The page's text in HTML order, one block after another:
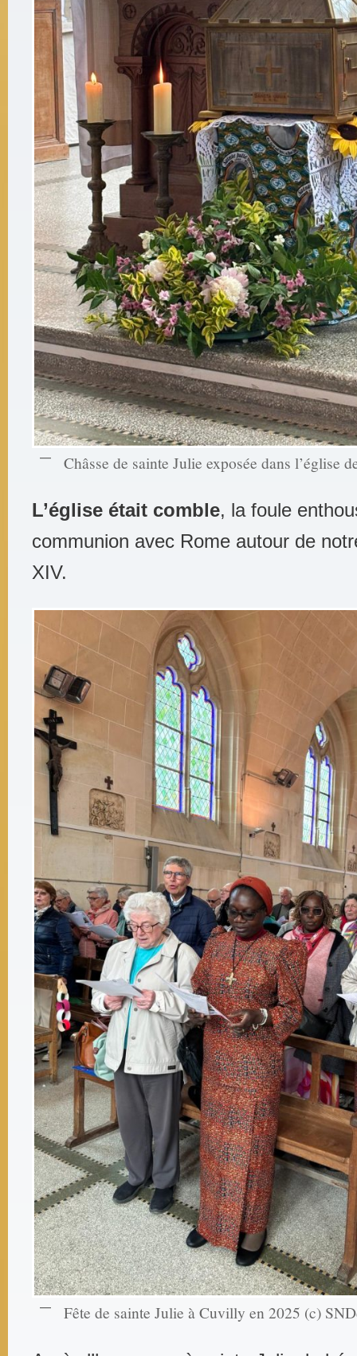
Châsse de sainte Julie exposée dans l’église
L’église était comble, la foule
communion avec Rome autour de
XIV.
Fête de sainte Julie à Cuvilly en 2025 (c)